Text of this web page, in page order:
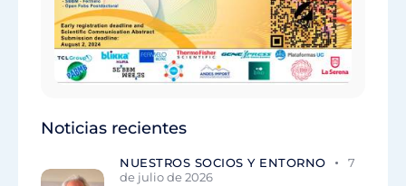
Noticias recientes
NUESTROS SOCIOS Y ENTORNO
7
de julio de 2026